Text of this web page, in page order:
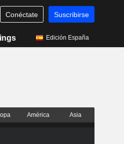
Conéctate Suscribirse
Edición España
América Asia